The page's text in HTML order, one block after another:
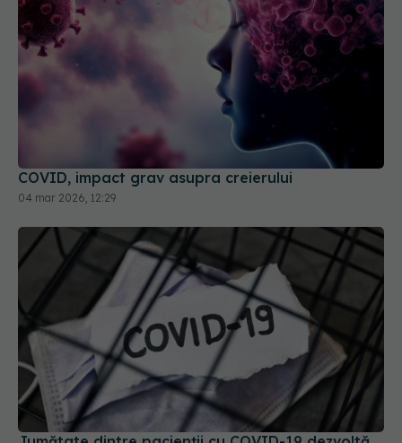
COVID, impact grav asupra creierului
Jumătate dintre pacienții cu COVID-19 dezvoltă
long-COVID
15 dec 2025, 19:11